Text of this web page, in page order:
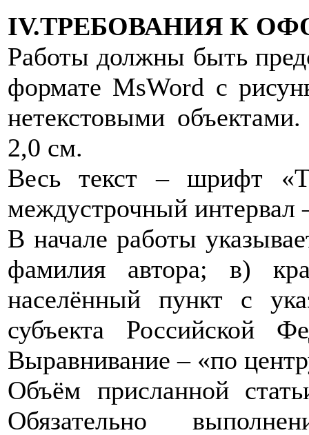
IV.ТРЕБОВАНИЯ К
Работы должны быть
формате MsWord с
нетекстовыми
2,0 см.
Весь текст – шрифт
междустрочный интервал
В начале работы
фамилия автора; в)
населённый пункт с
субъекта Российской
Выравнивание – «по
Объём присланной
Обязательно